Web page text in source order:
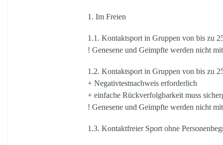
1. Im Freien
1.1. Kontaktsport in Gruppen von bis zu
! Genesene und Geimpfte werden nicht
1.2. Kontaktsport in Gruppen von bis zu
+ Negativtestnachweis erforderlich
+ einfache Rückverfolgbarkeit muss
! Genesene und Geimpfte werden nicht
1.3. Kontaktfreier Sport ohne